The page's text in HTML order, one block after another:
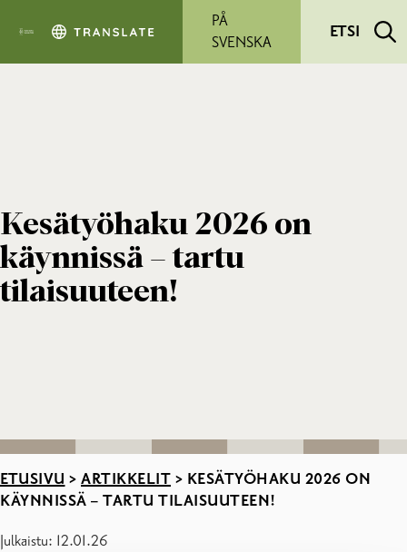
PÅ
SVENSKA
ETSI
Kesätyöhaku 2026 on
käynnissä – tartu
tilaisuuteen!
ETUSIVU > ARTIKKELIT > KESÄTYÖHAKU 2026 ON
KÄYNNISSÄ – TARTU TILAISUUTEEN!
Julkaistu: 12.01.26